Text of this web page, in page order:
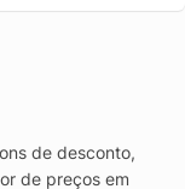
de desconto,
de preços em